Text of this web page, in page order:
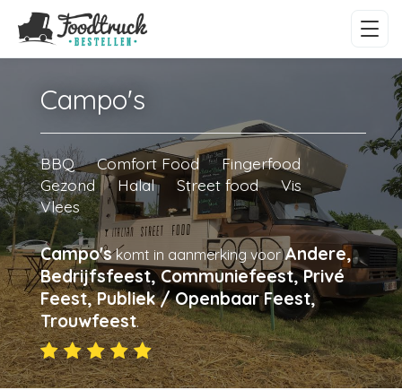
Campo's
BBQ Comfort Food
Fingerfood
Gezond
Halal Street food
Vis
Vlees
Campo'skomt in aanmerking voorAndere,
Bedrijfsfeest, Communiefeest, Privé
Feest, Publiek / Openbaar Feest,
Trouwfeest.